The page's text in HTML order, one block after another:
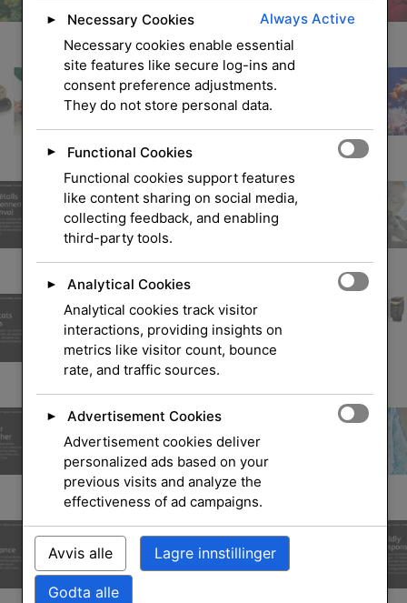
► Necessary Cookies
Always Active
Necessary cookies enable essential
site features like secure log-ins and
consent preference adjustments.
They do not store personal data.
►
Functional Cookies
Functional cookies support features
like content sharing on social media,
collecting feedback, and enabling
third-party tools.
►
Analytical Cookies
Analytical cookies track visitor
interactions, providing insights on
metrics like visitor count, bounce
rate, and traffic sources.
►
Advertisement Cookies
Advertisement cookies deliver
personalized ads based on your
previous visits and analyze the
effectiveness of ad campaigns.
Avvis alle Lagre innstillinger
Godta alle